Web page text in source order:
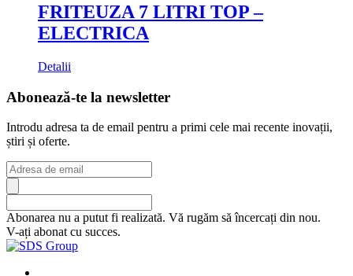
FRITEUZA 7 LITRI TOP –
ELECTRICA
Detalii
Abonează-te la newsletter
Introdu adresa ta de email pentru a primi cele mai recente inovații,
știri și oferte.
Abonarea nu a putut fi realizată. Vă rugăm să încercați din nou.
V-ați abonat cu succes.